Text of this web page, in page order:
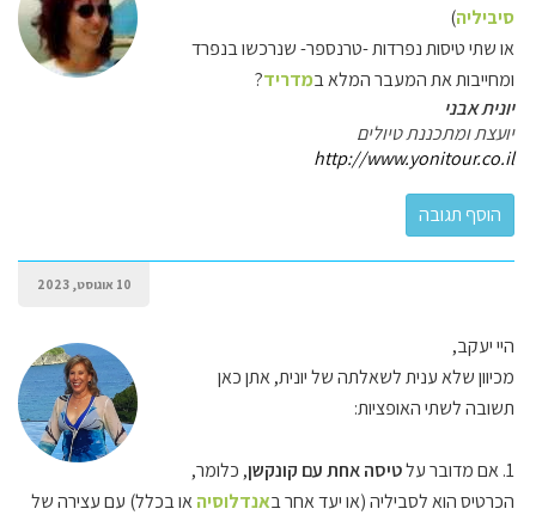
סיביליה)
או שתי טיסות נפרדות -טרנספר- שנרכשו בנפרד
ומחייבות את המעבר המלא במדריד?
יונית אבני
יועצת ומתכננת טיולים
http://www.yonitour.co.il
10 אוגוסט, 2023
היי יעקב,
מכיוון שלא ענית לשאלתה של יונית, אתן כאן
תשובה לשתי האופציות:
1. אם מדובר על טיסה אחת עם קונקשן, כלומר,
הכרטיס הוא לסביליה (או יעד אחר באנדלוסיהאו בכלל) עם עצירה של